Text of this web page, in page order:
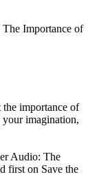
Importance of
importance of
your imagination,
Audio: The
first on Save the